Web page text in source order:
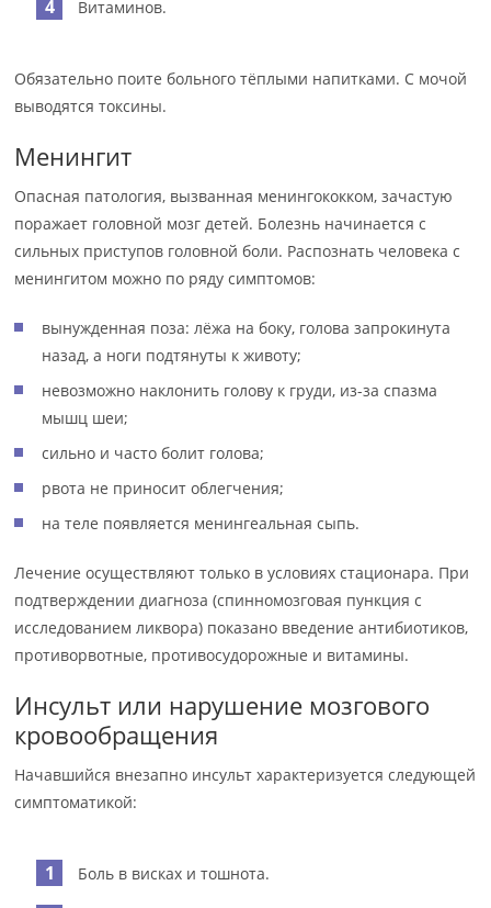
Витаминов.
Обязательно поите больного тёплыми напитками. С мочой
выводятся токсины.
Менингит
Опасная патология, вызванная менингококком, зачастую
поражает головной мозг детей. Болезнь начинается с
сильных приступов головной боли. Распознать человека с
менингитом можно по ряду симптомов:
вынужденная поза: лёжа на боку, голова запрокинута
назад, а ноги подтянуты к животу;
невозможно наклонить голову к груди, из-за спазма
мышц шеи;
сильно и часто болит голова;
рвота не приносит облегчения;
на теле появляется менингеальная сыпь.
Лечение осуществляют только в условиях стационара. При
подтверждении диагноза (спинномозговая пункция с
исследованием ликвора) показано введение антибиотиков,
противорвотные, противосудорожные и витамины.
Инсульт или нарушение мозгового
кровообращения
Начавшийся внезапно инсульт характеризуется следующей
симптоматикой:
Боль в висках и тошнота.